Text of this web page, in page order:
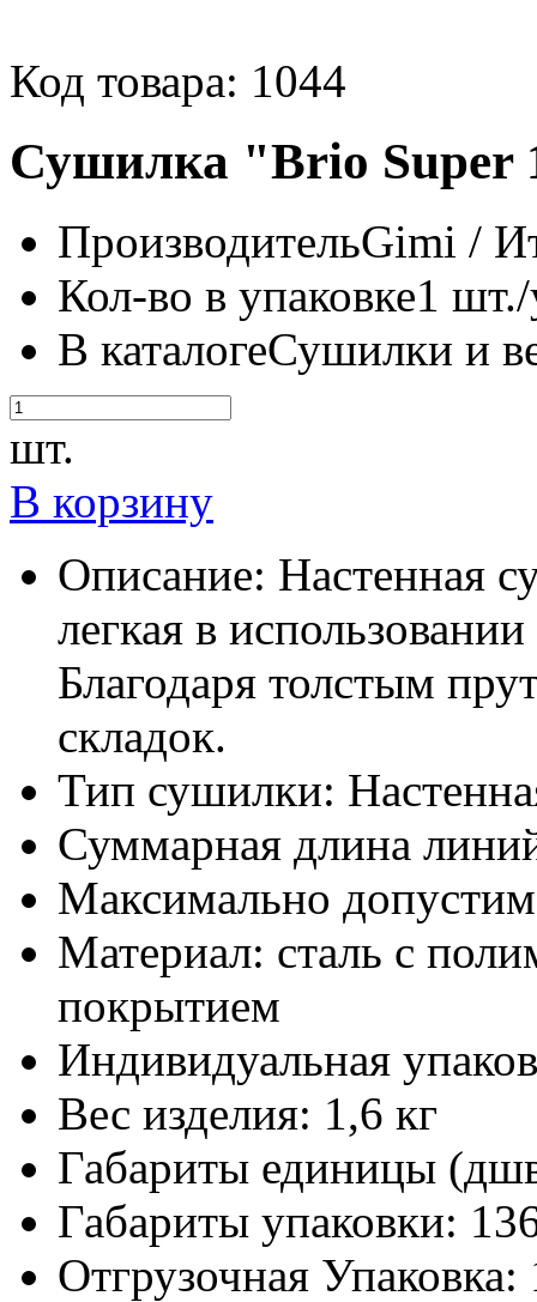
Код товара: 1044
Сушилка "Brio Super
ПроизводительGimi /
Кол-во в упаковке1
В каталогеСушилки и
шт.
В корзину
Описание: Настенная
легкая в
Благодаря толстым
складок.
Тип сушилки:
Суммарная длина
Максимально
Материал: сталь с
покрытием
Индивидуальная
Вес изделия: 1,6 кг
Габариты единицы
Габариты упаковки:
Отгрузочная Упаковка: